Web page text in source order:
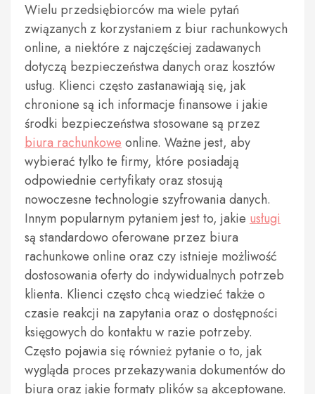
Wielu przedsiębiorców ma wiele pytań
związanych z korzystaniem z biur rachunkowych
online, a niektóre z najczęściej zadawanych
dotyczą bezpieczeństwa danych oraz kosztów
usług. Klienci często zastanawiają się, jak
chronione są ich informacje finansowe i jakie
środki bezpieczeństwa stosowane są przez
biura rachunkowe online. Ważne jest, aby
wybierać tylko te firmy, które posiadają
odpowiednie certyfikaty oraz stosują
nowoczesne technologie szyfrowania danych.
Innym popularnym pytaniem jest to, jakie usługi
są standardowo oferowane przez biura
rachunkowe online oraz czy istnieje możliwość
dostosowania oferty do indywidualnych potrzeb
klienta. Klienci często chcą wiedzieć także o
czasie reakcji na zapytania oraz o dostępności
księgowych do kontaktu w razie potrzeby.
Często pojawia się również pytanie o to, jak
wygląda proces przekazywania dokumentów do
biura oraz jakie formaty plików są akceptowane.